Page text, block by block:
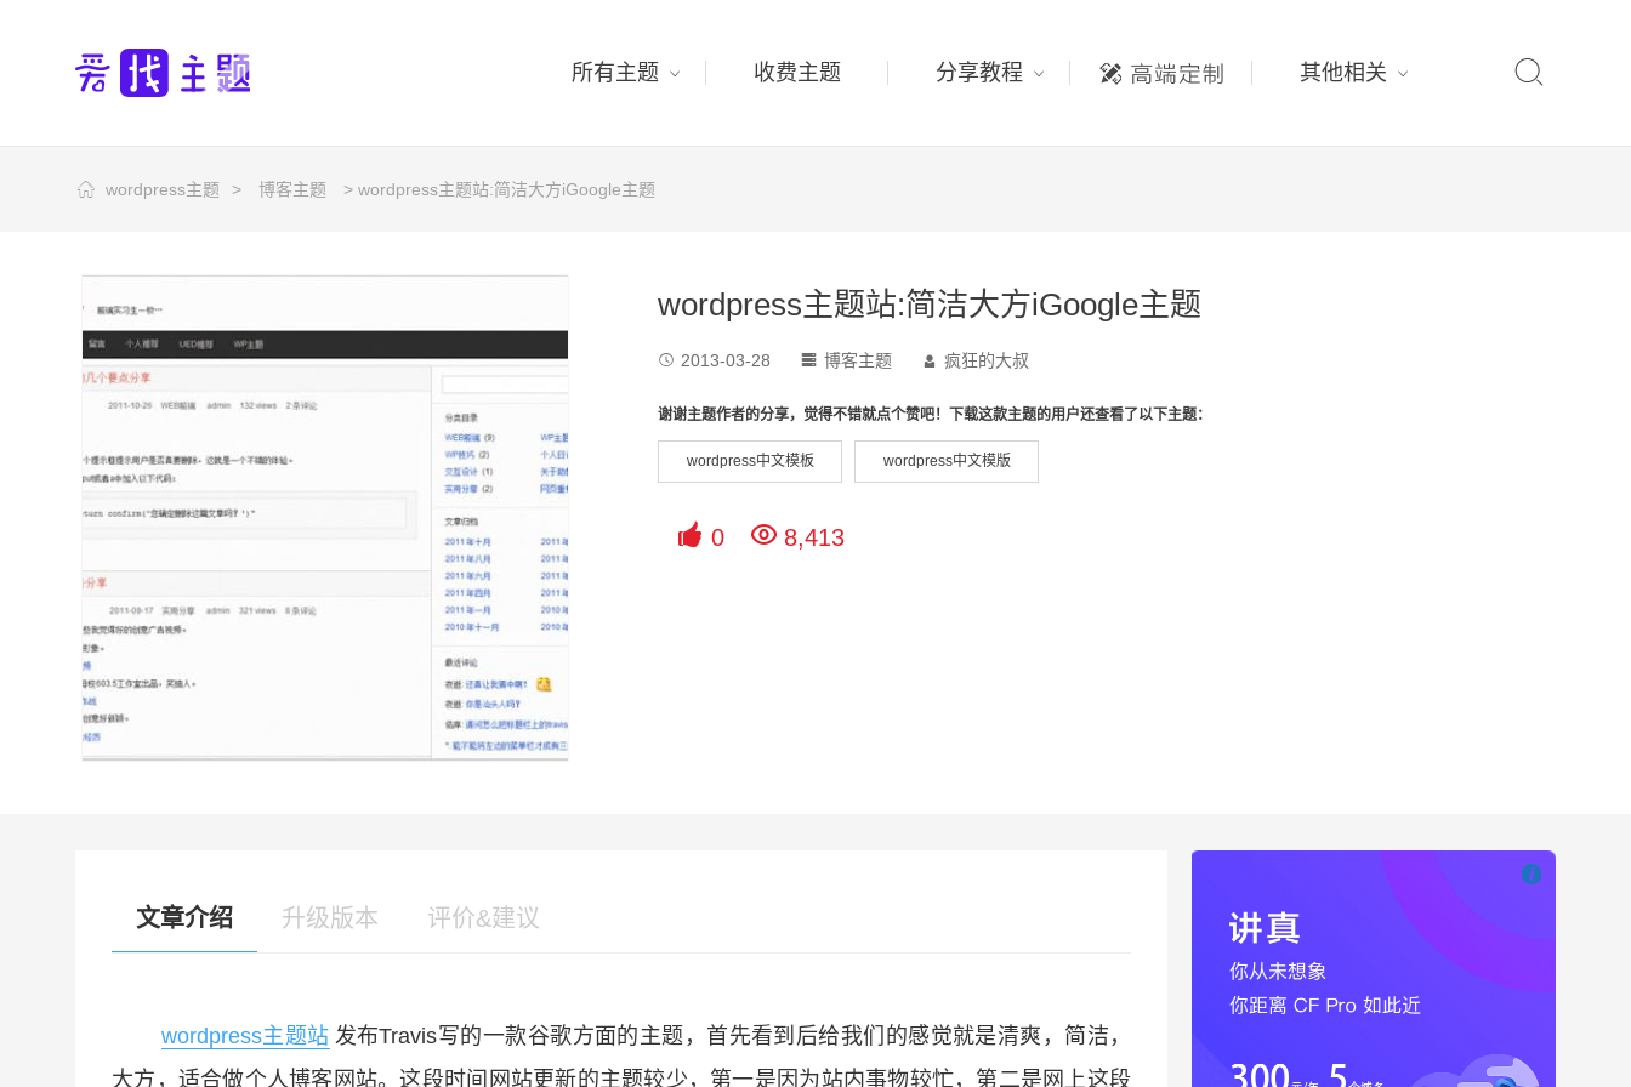
所有主题 收费主题 分享教程 其他相关 
wordpress主题 > 博客主题 > wordpress主题站:简洁大方iGoogle主题
wordpress主题站:简洁大方iGoogle主题
 2013-03-28  博客主题  疯狂的大叔
谢谢主题作者的分享，觉得不错就点个赞吧！下载这款主题的用户还查看了以下主题：
wordpress中文模板 wordpress中文模版
 0  8,413
文章介绍 升级版本 评价&建议
wordpress主题站 发布Travis写的一款谷歌方面的主题，首先看到后给我们的感觉就是清爽，简洁，
大方，适合做个人博客网站。这段时间网站更新的主题较少，第一是因为站内事物较忙，第二是网上这段
